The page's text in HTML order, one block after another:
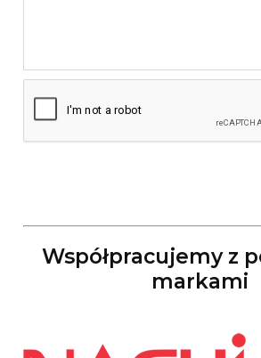
Współpracujemy z
markami